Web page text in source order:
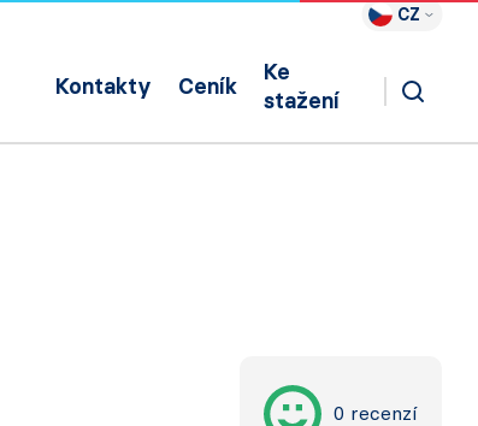
CZ
Kontakty Ceník
Ke
stažení
0 recenzí